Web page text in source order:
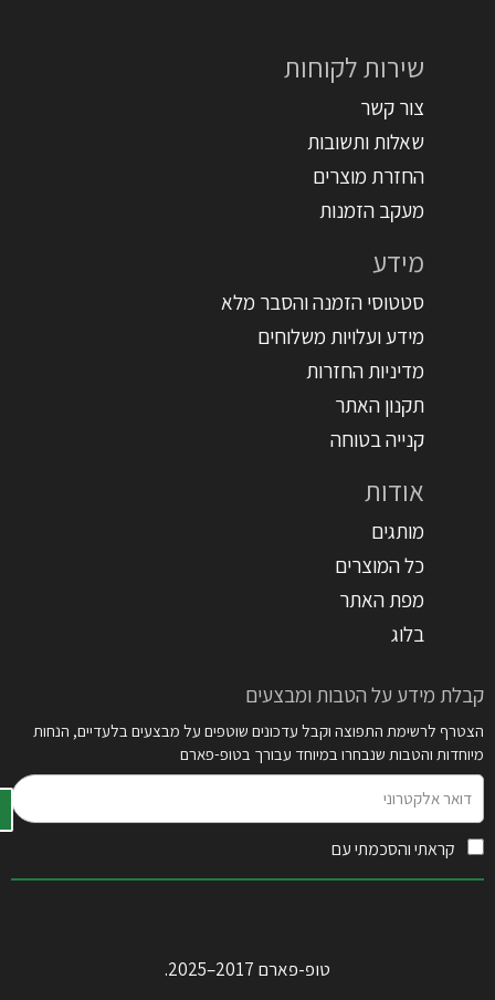
שירות לקוחות
צור קשר
שאלות ותשובות
החזרת מוצרים
מעקב הזמנות
מידע
סטטוסי הזמנה והסבר מלא
מידע ועלויות משלוחים
מדיניות החזרות
תקנון האתר
קנייה בטוחה
אודות
מותגים
כל המוצרים
מפת האתר
בלוג
קבלת מידע על הטבות ומבצעים
הצטרף לרשימת התפוצה וקבל עדכונים שוטפים על מבצעים בלעדיים, הנחות
מיוחדות והטבות שנבחרו במיוחד עבורך בטופ-פארם
אלקטרוני
קראתי והסכמתי עם
טופ-פארם 2017–2025.